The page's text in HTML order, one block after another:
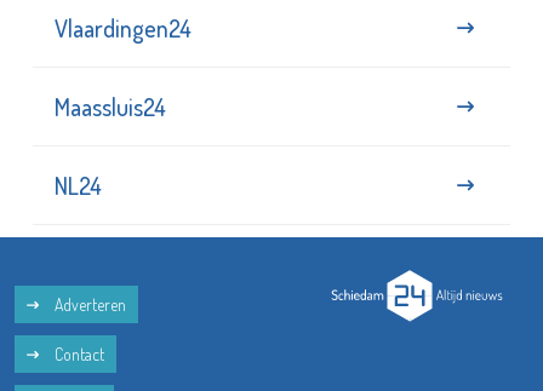
Vlaardingen24
Maassluis24
NL24
Adverteren
Contact